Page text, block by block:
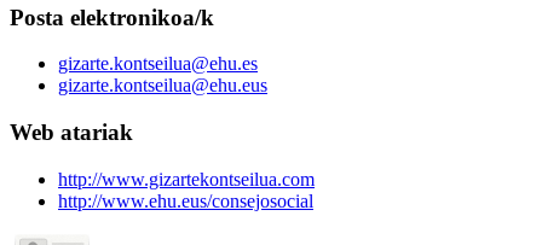
Posta elektronikoa/k
gizarte.kontseilua@ehu.es
gizarte.kontseilua@ehu.eus
Web atariak
http://www.gizartekontseilua.com
http://www.ehu.eus/consejosocial